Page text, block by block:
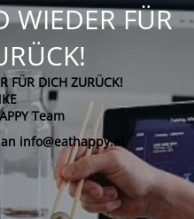
WIEDER FÜR
FÜR DICH ZURÜCK!
Team
info@eathappy.at